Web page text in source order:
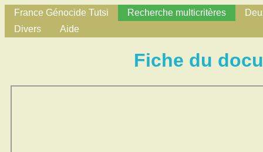
France Génocide Tutsi Recherche multicritères
Divers
Aide
Fiche du